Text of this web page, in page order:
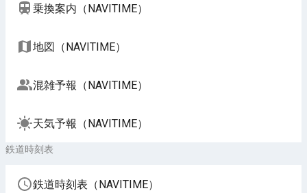
乗換案内（NAVITIME）
地図（NAVITIME）
混雑予報（NAVITIME）
天気予報（NAVITIME）
鉄道時刻表
鉄道時刻表（NAVITIME）